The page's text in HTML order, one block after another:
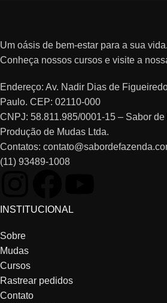
Um oásis de bem-estar para a sua vida.
Conheça nossos cursos e visite a
Endereço: Av. Nadir Dias de
Paulo. CEP: 02110-000
CNPJ: 58.811.985/0001-15 – Sabor
Produção de Mudas Ltda.
Contatos:
(11) 93489-1008
INSTITUCIONAL
Sobre
Mudas
Cursos
Rastrear pedidos
Contato